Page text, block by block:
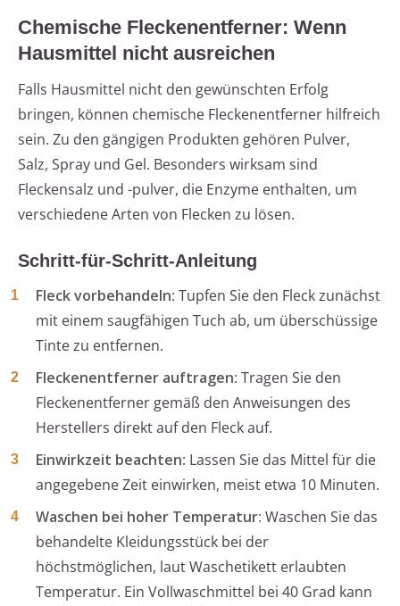
Chemische Fleckenentferner: Wenn
Hausmittel nicht ausreichen
Falls Hausmittel nicht den gewünschten Erfolg
bringen, können chemische Fleckenentferner hilfreich
sein. Zu den gängigen Produkten gehören Pulver,
Salz, Spray und Gel. Besonders wirksam sind
Fleckensalz und -pulver, die Enzyme enthalten, um
verschiedene Arten von Flecken zu lösen.
Schritt-für-Schritt-Anleitung
Fleck vorbehandeln: Tupfen Sie den Fleck zunächst
mit einem saugfähigen Tuch ab, um überschüssige
Tinte zu entfernen.
Fleckenentferner auftragen: Tragen Sie den
Fleckenentferner gemäß den Anweisungen des
Herstellers direkt auf den Fleck auf.
Einwirkzeit beachten: Lassen Sie das Mittel für die
angegebene Zeit einwirken, meist etwa 10 Minuten.
Waschen bei hoher Temperatur: Waschen Sie das
behandelte Kleidungsstück bei der
höchstmöglichen, laut Waschetikett erlaubten
Temperatur. Ein Vollwaschmittel bei 40 Grad kann